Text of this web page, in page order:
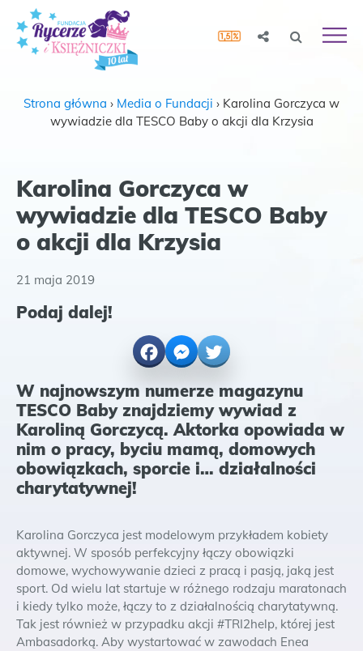
Strona główna › Media o Fundacji › Karolina Gorczyca w
wywiadzie dla TESCO Baby o akcji dla Krzysia
Karolina Gorczyca w
wywiadzie dla TESCO Baby
o akcji dla Krzysia
21 maja 2019
Podaj dalej!
FacebookMessenger
Twitter
W najnowszym numerze magazynu
TESCO Baby znajdziemy wywiad z
Karoliną Gorczycą. Aktorka opowiada w
nim o pracy, byciu mamą, domowych
obowiązkach, sporcie i… działalności
charytatywnej!
Karolina Gorczyca jest modelowym przykładem kobiety
aktywnej. W sposób perfekcyjny łączy obowiązki
domowe, wychowywanie dzieci z pracą i pasją, jaką jest
sport. Od wielu lat startuje w różnego rodzaju maratonach
i kiedy tylko może, łączy to z działalnością charytatywną.
Tak jest również w przypadku akcji #TRI2help, której jest
Ambasadorką. Aby wystartować w zawodach Enea